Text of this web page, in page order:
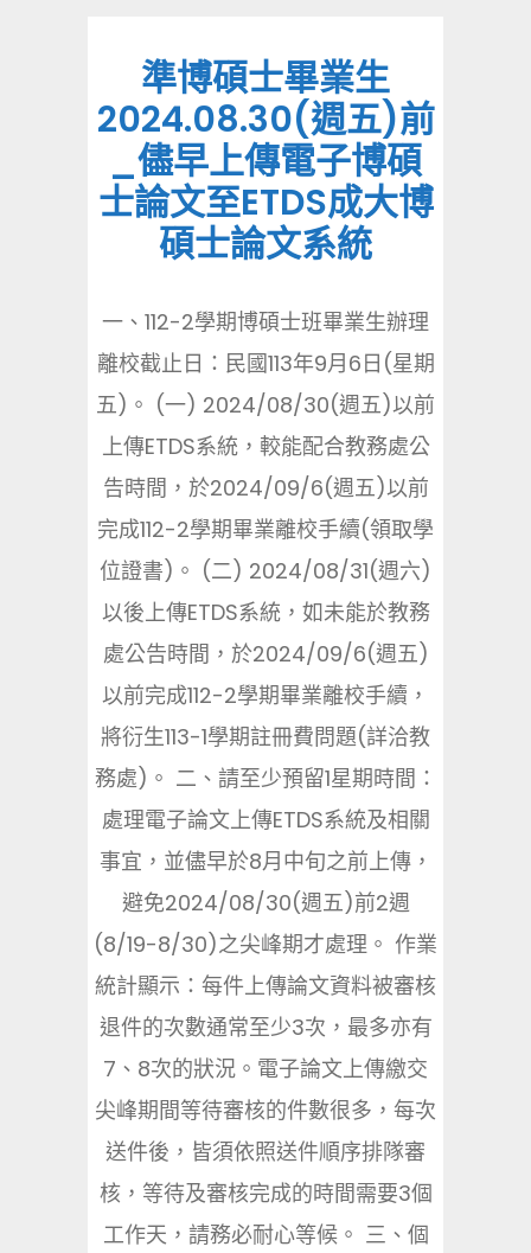
準博碩士畢業生
2024.08.30(週五)前
_儘早上傳電子博碩
士論文至ETDS成大博
碩士論文系統
一、112-2學期博碩士班畢業生辦理
離校截止日：民國113年9月6日(星期
五)。 (一) 2024/08/30(週五)以前
上傳ETDS系統，較能配合教務處公
告時間，於2024/09/6(週五)以前
完成112-2學期畢業離校手續(領取學
位證書)。 (二) 2024/08/31(週六)
以後上傳ETDS系統，如未能於教務
處公告時間，於2024/09/6(週五)
以前完成112-2學期畢業離校手續，
將衍生113-1學期註冊費問題(詳洽教
務處)。 二、請至少預留1星期時間：
處理電子論文上傳ETDS系統及相關
事宜，並儘早於8月中旬之前上傳，
避免2024/08/30(週五)前2週
(8/19-8/30)之尖峰期才處理。 作業
統計顯示：每件上傳論文資料被審核
退件的次數通常至少3次，最多亦有
7、8次的狀況。電子論文上傳繳交
尖峰期間等待審核的件數很多，每次
送件後，皆須依照送件順序排隊審
核，等待及審核完成的時間需要3個
工作天，請務必耐心等候。 三、個